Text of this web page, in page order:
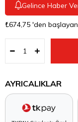
Gelince Haber
₺674,75 'den
AYRICALIKLAR